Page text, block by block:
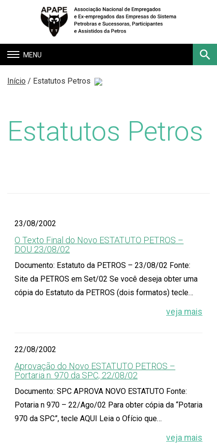
Toggle
navigation
Início / Estatutos Petros
Estatutos Petros
23/08/2002
O Texto Final do Novo ESTATUTO PETROS –
DOU 23/08/02
Documento: Estatuto da PETROS – 23/08/02 Fonte:
Site da PETROS em Set/02 Se você deseja obter uma
cópia do Estatuto da PETROS (dois formatos) tecle…
veja mais
22/08/2002
Aprovação do Novo ESTATUTO PETROS –
Portaria n. 970 da SPC, 22/08/02
Documento: SPC APROVA NOVO ESTATUTO Fonte:
Potaria n 970 – 22/Ago/02 Para obter cópia da “Potaria
970 da SPC”, tecle AQUI Leia o Ofício que…
veja mais